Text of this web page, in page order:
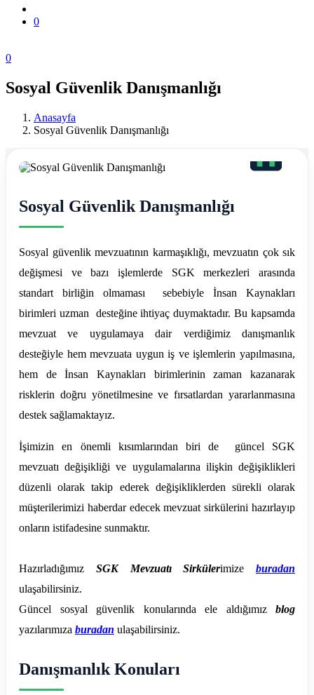
0
0
Zonguldak
Ereğli
Mali
Müşavir
Ferdi
Asım
Hellaç
Sosyal Güvenlik Danışmanlığı
Anasayfa
Sosyal Güvenlik Danışmanlığı
Sosyal Güvenlik Danışmanlığı
Sosyal güvenlik mevzuatının karmaşıklığı, mevzuatın çok sık
değişmesi ve bazı işlemlerde SGK merkezleri arasında
standart birliğin olmaması sebebiyle İnsan Kaynakları
birimleri uzman desteğine ihtiyaç duymaktadır. Bu kapsamda
mevzuat ve uygulamaya dair verdiğimiz danışmanlık
desteğiyle hem mevzuata uygun iş ve işlemlerin yapılmasına,
hem de İnsan Kaynakları birimlerinin zaman kazanarak
risklerin doğru yönetilmesine ve fırsatlardan yararlanmasına
destek sağlamaktayız.
İşimizin en önemli kısımlarından biri de güncel SGK
mevzuatı değişikliği ve uygulamalarına ilişkin değişiklikleri
düzenli olarak takip ederek değişikliklerden sürekli olarak
müşterilerimizi haberdar edecek mevzuat sirkülerini hazırlayıp
onların istifadesine sunmaktır.
Hazırladığımız SGK Mevzuatı Sirkülerimize buradan
ulaşabilirsiniz.
Güncel sosyal güvenlik konularında ele aldığımız blog
yazılarımıza buradan ulaşabilirsiniz.
Danışmanlık Konuları